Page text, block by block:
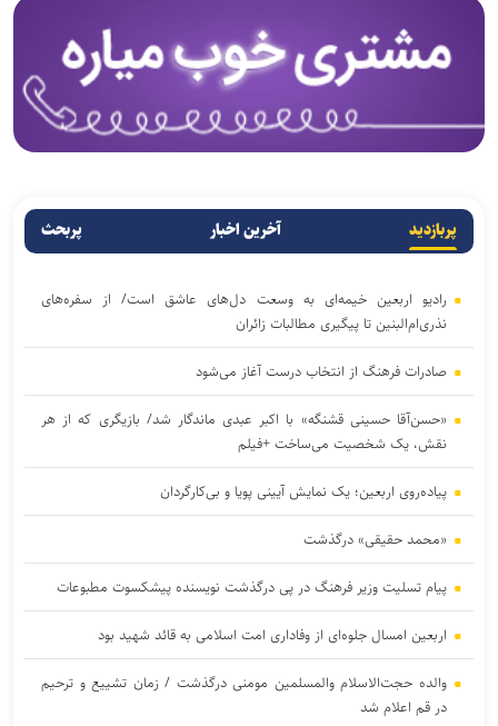
پربازدید آخرین اخبار پربحث
رادیو اربعین خیمه‌ای به وسعت دل‌های عاشق است/ از سفره‌های
نذری‌ام‌البنین تا پیگیری مطالبات زائران
صادرات فرهنگ از انتخاب درست آغاز می‌شود
«حسن‌آقا حسینی قشنگه» با اکبر عبدی ماندگار شد/ بازیگری که از هر
نقش، یک شخصیت می‌ساخت +فیلم
پیاده‌روی اربعین؛ یک نمایش آیینی پویا و بی‌کارگردان
«محمد حقیقی» درگذشت
پیام تسلیت وزیر فرهنگ در پی درگذشت نویسنده پیشکسوت مطبوعات
اربعین امسال جلوه‌ای از وفاداری امت اسلامی به قائد شهید بود
والده حجت‌الاسلام والمسلمین مومنی درگذشت / زمان تشییع و ترحیم
در قم اعلام شد